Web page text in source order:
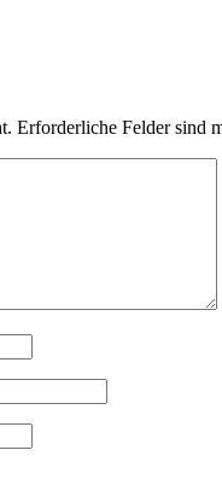
Erforderliche Felder sind